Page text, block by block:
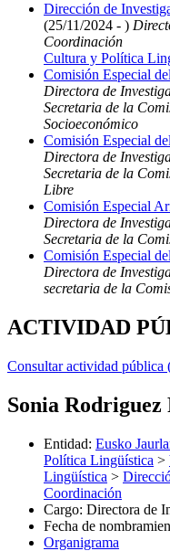
Dirección de
(25/11/2024 - )
Coordinación
Cultura y Política
Comisión Especial
Directora de
Secretaria de la
Socioeconómico
Comisión Especial
Directora de
Secretaria de la
Libre
Comisión Especial
Directora de
Secretaria de la
Comisión Especial
Directora de
secretaria de la
ACTIVIDAD
Consultar actividad pública
Sonia Rodriguez
Entidad: Eusko
Política Lingüística >
Lingüística >
Coordinación
Cargo: Directora de
Fecha de
Organigrama